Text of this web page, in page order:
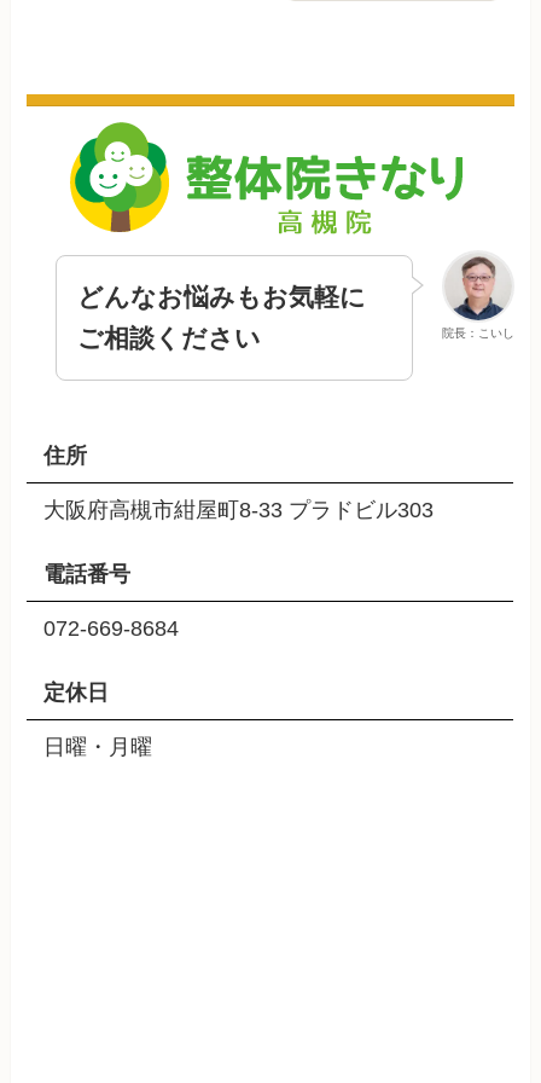
院長：こいし
どんなお悩みもお気軽に
ご相談ください
住所
大阪府高槻市紺屋町8-33 プラドビル303
電話番号
072-669-8684
定休日
日曜・月曜